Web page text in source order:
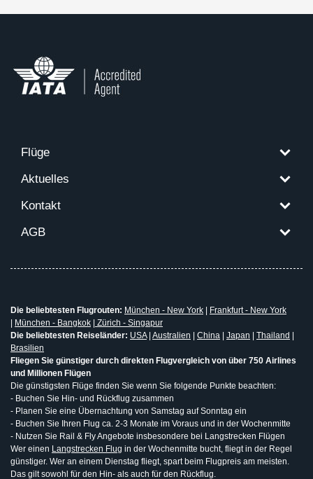
Flüge
Aktuelles
Kontakt
AGB
Die beliebtesten Flugrouten: München - New York
Frankfurt - New York
München - Bangkok
Zürich - Singapur
Die beliebtesten Reiseländer: USA| Australien China Japan Thailand
Brasilien
Fliegen Sie günstiger durch direkten Flugvergleich von über 750 Airlines
und Millionen Flügen
Die günstigsten Flüge finden Sie wenn Sie folgende Punkte beachten:
- Buchen Sie Hin- und Rückflug zusammen
- Planen Sie eine Übernachtung von Samstag auf Sonntag ein
- Buchen Sie Ihren Flug ca. 2-3 Monate im Voraus und in der Wochenmitte
- Nutzen Sie Rail & Fly Angebote insbesondere bei Langstrecken Flügen
Wer einen Langstrecken Flug in der Wochenmitte bucht, fliegt in der Regel
günstiger. Wer an einem Dienstag fliegt, spart beim Flugpreis am meisten.
Das gilt sowohl für den Hin- als auch für den Rückflug.